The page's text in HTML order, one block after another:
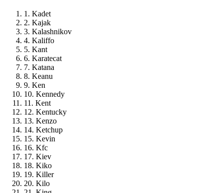
1. Kadet
2. Kajak
3. Kalashnikov
4. Kaliffo
5. Kant
6. Karatecat
7. Katana
8. Keanu
9. Ken
10. Kennedy
11. Kent
12. Kentucky
13. Kenzo
14. Ketchup
15. Kevin
16. Kfc
17. Kiev
18. Kiko
19. Killer
20. Kilo